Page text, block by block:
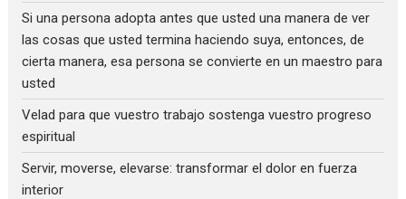
Si una persona adopta antes que usted una manera de ver
las cosas que usted termina haciendo suya, entonces, de
cierta manera, esa persona se convierte en un maestro para
usted
Velad para que vuestro trabajo sostenga vuestro progreso
espiritual
Servir, moverse, elevarse: transformar el dolor en fuerza
interior